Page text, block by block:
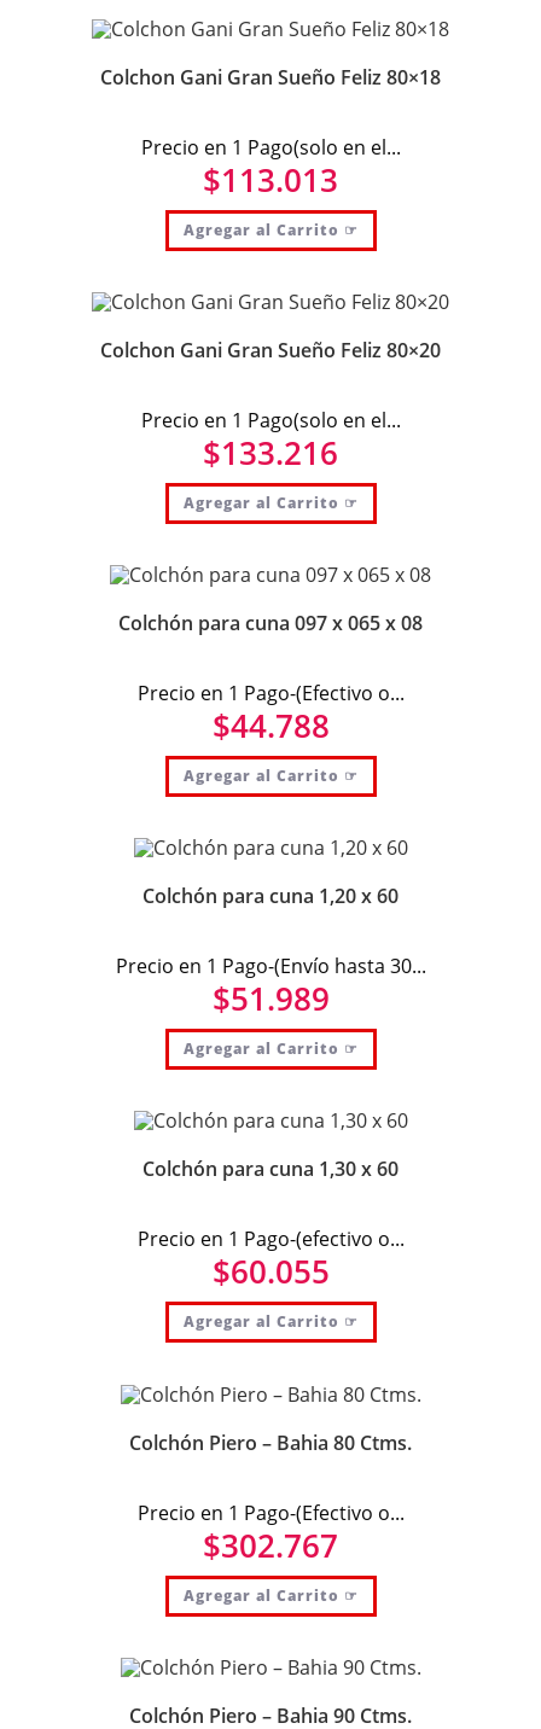
Colchon Gani Gran Sueño Feliz 80×18
Precio en 1 Pago(solo en el...
$113.013
Agregar al Carrito ☞
Colchon Gani Gran Sueño Feliz 80×20
Precio en 1 Pago(solo en el...
$133.216
Agregar al Carrito ☞
Colchón para cuna 097 x 065 x 08
Precio en 1 Pago-(Efectivo o...
$44.788
Agregar al Carrito ☞
Colchón para cuna 1,20 x 60
Precio en 1 Pago-(Envío hasta 30...
$51.989
Agregar al Carrito ☞
Colchón para cuna 1,30 x 60
Precio en 1 Pago-(efectivo o...
$60.055
Agregar al Carrito ☞
Colchón Piero – Bahia 80 Ctms.
Precio en 1 Pago-(Efectivo o...
$302.767
Agregar al Carrito ☞
Colchón Piero – Bahia 90 Ctms.